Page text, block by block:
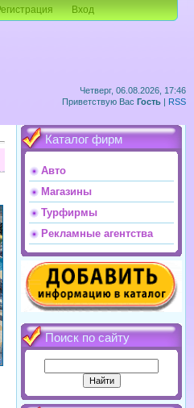
Четверг, 06.08.2026, 17:46
Приветствую Вас Гость | RSS
Вход
Каталог фирм
Авто
Магазины
Турфирмы
Рекламные агентства
Поиск по сайту